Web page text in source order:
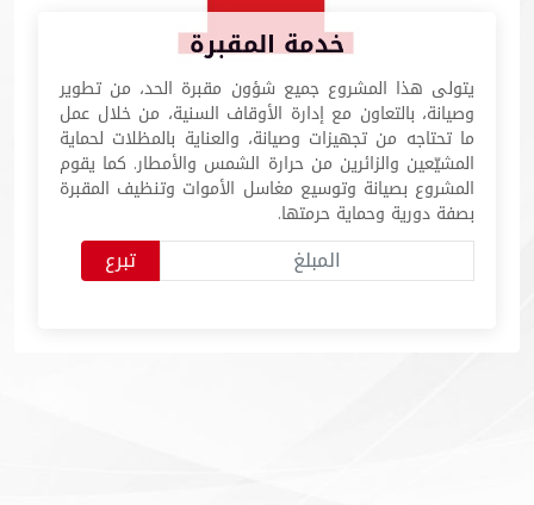
خدمة المقبرة
يتولى هذا المشروع جميع شؤون مقبرة الحد، من تطوير
وصيانة، بالتعاون مع إدارة الأوقاف السنية، من خلال عمل
ما تحتاجه من تجهيزات وصيانة، والعناية بالمظلات لحماية
المشيّعين والزائرين من حرارة الشمس والأمطار. كما يقوم
المشروع بصيانة وتوسيع مغاسل الأموات وتنظيف المقبرة
بصفة دورية وحماية حرمتها.